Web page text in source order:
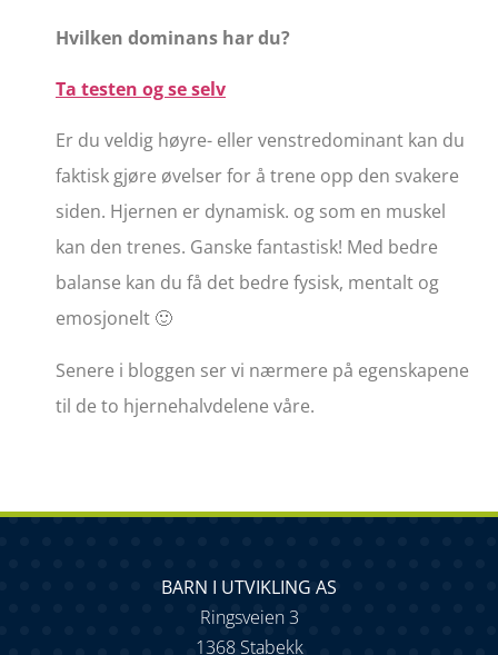
Hvilken dominans har du?
Ta testen og se selv
Er du veldig høyre- eller venstredominant kan du
faktisk gjøre øvelser for å trene opp den svakere
siden. Hjernen er dynamisk. og som en muskel
kan den trenes. Ganske fantastisk! Med bedre
balanse kan du få det bedre fysisk, mentalt og
emosjonelt 🙂
Senere i bloggen ser vi nærmere på egenskapene
til de to hjernehalvdelene våre.
BARN I UTVIKLING AS
Ringsveien 3
1368 Stabekk